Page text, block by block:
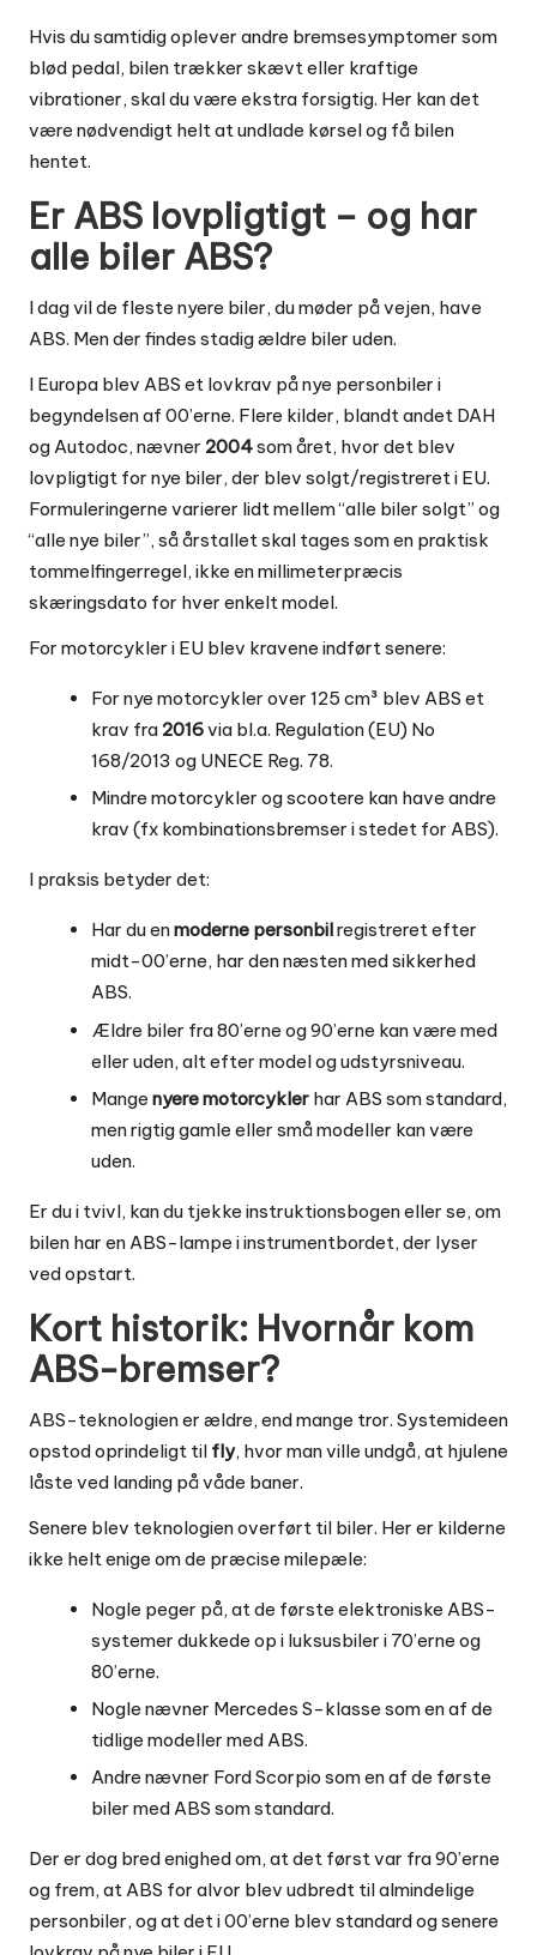
Hvis du samtidig oplever andre bremsesymptomer som
blød pedal, bilen trækker skævt eller kraftige
vibrationer, skal du være ekstra forsigtig. Her kan det
være nødvendigt helt at undlade kørsel og få bilen
hentet.
Er ABS lovpligtigt – og har
alle biler ABS?
I dag vil de fleste nyere biler, du møder på vejen, have
ABS. Men der findes stadig ældre biler uden.
I Europa blev ABS et lovkrav på nye personbiler i
begyndelsen af 00’erne. Flere kilder, blandt andet DAH
og Autodoc, nævner 2004som året, hvor det blev
lovpligtigt for nye biler, der blev solgt/registreret i EU.
Formuleringerne varierer lidt mellem “alle biler solgt” og
“alle nye biler”, så årstallet skal tages som en praktisk
tommelfingerregel, ikke en millimeterpræcis
skæringsdato for hver enkelt model.
For motorcykler i EU blev kravene indført senere:
For nye motorcykler over 125 cm³ blev ABS et
krav fra 2016via bl.a. Regulation (EU) No
168/2013 og UNECE Reg. 78.
Mindre motorcykler og scootere kan have andre
krav (fx kombinationsbremser i stedet for ABS).
I praksis betyder det:
Har du enmoderne personbilregistreret efter
midt-00’erne, har den næsten med sikkerhed
ABS.
Ældre biler fra 80’erne og 90’erne kan være med
eller uden, alt efter model og udstyrsniveau.
Mange nyere motorcykler har ABS som standard,
men rigtig gamle eller små modeller kan være
uden.
Er du i tvivl, kan du tjekke instruktionsbogen eller se, om
bilen har en ABS-lampe i instrumentbordet, der lyser
ved opstart.
Kort historik: Hvornår kom
ABS-bremser?
ABS-teknologien er ældre, end mange tror. Systemideen
opstod oprindeligt til fly, hvor man ville undgå, at hjulene
låste ved landing på våde baner.
Senere blev teknologien overført til biler. Her er kilderne
ikke helt enige om de præcise milepæle:
Nogle peger på, at de første elektroniske ABS-
systemer dukkede op i luksusbiler i 70’erne og
80’erne.
Nogle nævner Mercedes S-klasse som en af de
tidlige modeller med ABS.
Andre nævner Ford Scorpio som en af de første
biler med ABS som standard.
Der er dog bred enighed om, at det først var fra 90’erne
og frem, at ABS for alvor blev udbredt til almindelige
personbiler, og at det i 00’erne blev standard og senere